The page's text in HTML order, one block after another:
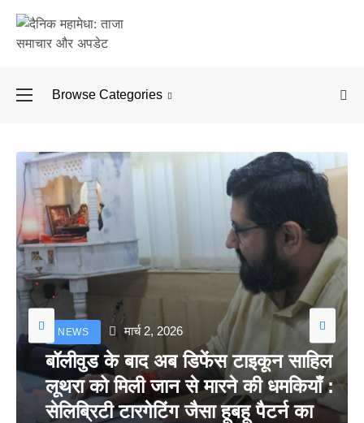
Browse Categories
NEWS मार्च 2, 2026
बॉलीवुड के बाद अब डिफेंस टाइकून साहिल
लूथरा को मिली जान से मारने की धमकियाँ :
सेलिब्रिटी टारगेटिंग जैसा हूबहू पैटर्न का